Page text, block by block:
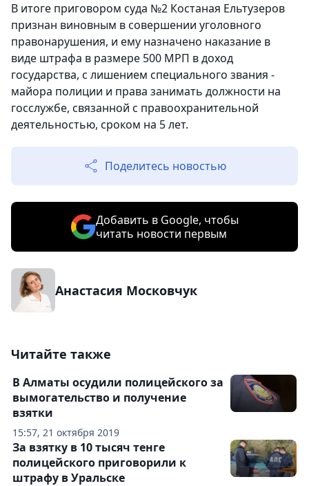
В итоге приговором суда №2 Костаная Ельтузеров
признан виновным в совершении уголовного
правонарушения, и ему назначено наказание в
виде штрафа в размере 500 МРП в доход
государства, с лишением специального звания -
майора полиции и права занимать должности на
госслужбе, связанной с правоохранительной
деятельностью, сроком на 5 лет.
Поделитесь новостью
Добавить в Google, чтобы
читать новости первым
Анастасия Московчук
Читайте также
15:57, 21 октября 2019
В Алматы осудили полицейского за
вымогательство и получение
взятки
За взятку в 10 тысяч тенге
полицейского приговорили к
штрафу в Уральске